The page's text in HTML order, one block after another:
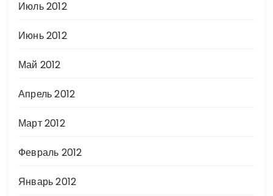
Июль 2012
Июнь 2012
Май 2012
Апрель 2012
Март 2012
Февраль 2012
Январь 2012